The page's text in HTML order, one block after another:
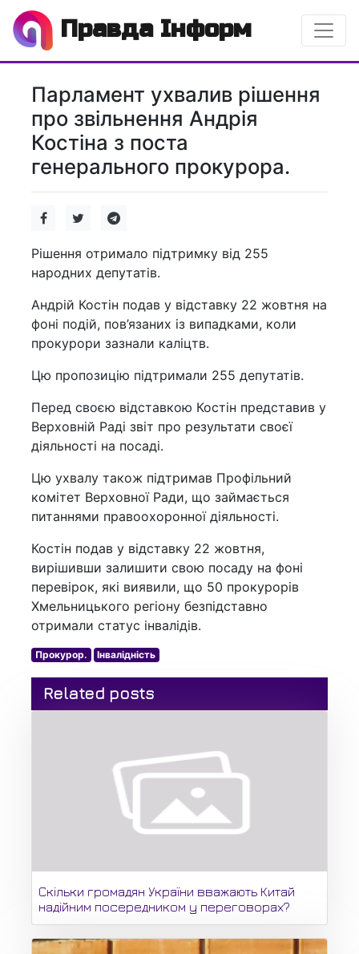
Правда Інформ
Парламент ухвалив рішення
про звільнення Андрія
Костіна з поста
генерального прокурора.
Рішення отримало підтримку від 255
народних депутатів.
Андрій Костін подав у відставку 22 жовтня на
фоні подій, пов’язаних із випадками, коли
прокурори зазнали каліцтв.
Цю пропозицію підтримали 255 депутатів.
Перед своєю відставкою Костін представив у
Верховній Раді звіт про результати своєї
діяльності на посаді.
Цю ухвалу також підтримав Профільний
комітет Верховної Ради, що займається
питаннями правоохоронної діяльності.
Костін подав у відставку 22 жовтня,
вирішивши залишити свою посаду на фоні
перевірок, які виявили, що 50 прокурорів
Хмельницького регіону безпідставно
отримали статус інвалідів.
Прокурор. Інвалідність
Related posts
Скільки громадян України вважають Китай
надійним посередником у переговорах?